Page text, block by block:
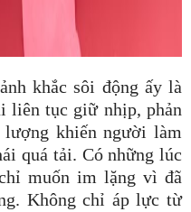
khắc sôi động ấy là
liên tục giữ nhịp, phản
khiến người làm
quá tải. Có những lúc
muốn im lặng vì đã
Không chỉ áp lực từ